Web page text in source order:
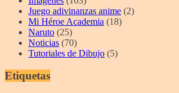
Juego adivinanzas anime (2)
Mi Héroe Academia (18)
Naruto (25)
Noticias (70)
Tutoriales de Dibujo (5)
Etiquetas